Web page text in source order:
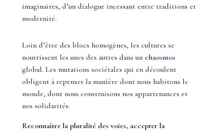
imaginaires, d’un dialogue incessant entre traditions et
modernité.
Loin d’être des blocs homogènes, les cultures se
nourrissent les unes des autres dans un chaosmos
global. Les mutations sociétales qui en découlent
obligent à repenser la manière dont nous habitons le
monde, dont nous construisons nos appartenances et
nos solidarités.
Reconnaître la pluralité des voies, accepter la